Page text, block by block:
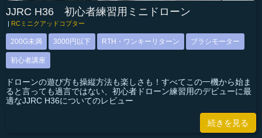
JJRC H36 初心者練習用ミニドローン
| RCミニクアッドコプター
200G未満 3000円以下 RTH・ワンキーリターン ブラシモーター
初心者講座
ドローンの遊び方も操縦方法も楽しさも！すべてこの一機から始ま
ると言っても過言ではない、初心者ドローン練習用のデビューに最
適なJJRC H36についてのレビュー
続きを見る